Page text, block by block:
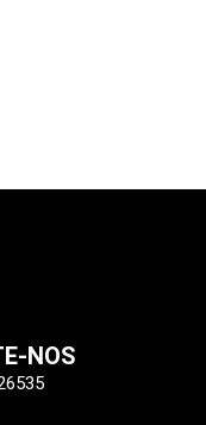
NOS